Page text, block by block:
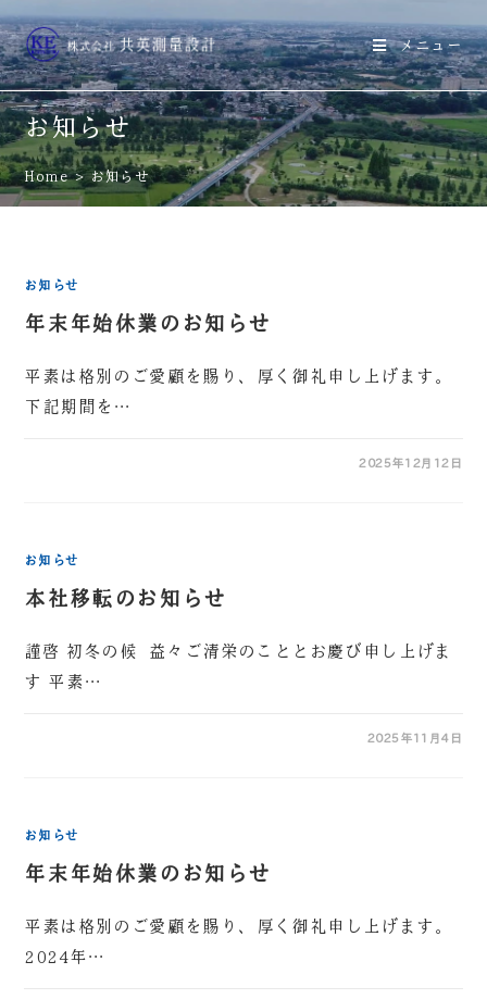
メニュー
お知らせ
Home > お知らせ
お知らせ
年末年始休業のお知らせ
平素は格別のご愛顧を賜り、厚く御礼申し上げます。
下記期間を…
2025年12月12日
お知らせ
本社移転のお知らせ
謹啓 初冬の候 益々ご清栄のこととお慶び申し上げま
す 平素…
2025年11月4日
お知らせ
年末年始休業のお知らせ
平素は格別のご愛顧を賜り、厚く御礼申し上げます。
2024年…